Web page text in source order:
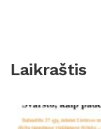
Laikraštis